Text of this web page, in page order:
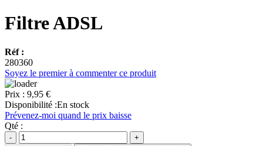
Filtre ADSL
Réf :
280360
Soyez le premier à commenter ce produit
Prix : 9,95 €
Disponibilité :En stock
Prévenez-moi quand le prix baisse
Qté :
-
+